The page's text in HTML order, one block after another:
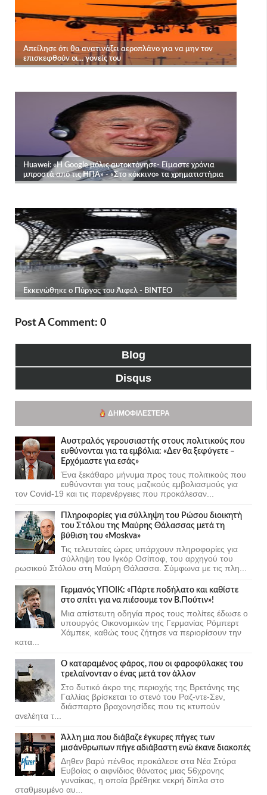
Post A Comment: 0
Blog
Disqus
ΔΗΜΟΦΙΛΈΣΤΕΡΑ
Αυστραλός γερουσιαστής στους πολιτικούς που
ευθύνονται για τα εμβόλια: «Δεν θα ξεφύγετε –
Ερχόμαστε για εσάς»
Ένα ξεκάθαρο μήνυμα προς τους πολιτικούς που
ευθύνονται για τους μαζικούς εμβολιασμούς για
τον Covid-19 και τις παρενέργειες που προκάλεσαν...
Πληροφορίες για σύλληψη του Ρώσου διοικητή
του Στόλου της Mαύρης Θάλασσας μετά τη
βύθιση του «Moskva»
Τις τελευταίες ώρες υπάρχουν πληροφορίες για
σύλληψη του Ιγκόρ Οσίποφ, του αρχηγού του
ρωσικού Στόλου στη Μαύρη Θάλασσα. Σύμφωνα με τις πλη...
Γερμανός ΥΠΟΙΚ: «Πάρτε ποδήλατο και καθίστε
στο σπίτι για να πιέσουμε τον Β.Πούτιν»!
Μια απίστευτη οδηγία προς τους πολίτες έδωσε ο
υπουργός Οικονομικών της Γερμανίας Ρόμπερτ
Χάμπεκ, καθώς τους ζήτησε να περιορίσουν την
κατα...
Ο καταραμένος φάρος, που οι φαροφύλακες του
τρελαίνονταν ο ένας μετά τον άλλον
Στο δυτικό άκρο της περιοχής της Βρετάνης της
Γαλλίας βρίσκεται το στενό του Ραζ-ντε-Σεν,
διάσπαρτο βραχονησίδες που τις κτυπούν
ανελέητα τ...
Άλλη μια που διάβαζε έγκυρες πήγες των
μισάνθρωπων πήγε αδιάβαστη ενώ έκανε διακοπές
Δηθεν βαρύ πένθος προκάλεσε στα Νέα Στύρα
Ευβοίας ο αιφνίδιος θάνατος μιας 56χρονης
γυναίκας, η οποία βρέθηκε νεκρή δίπλα στο
σταθμευμένο αυ...